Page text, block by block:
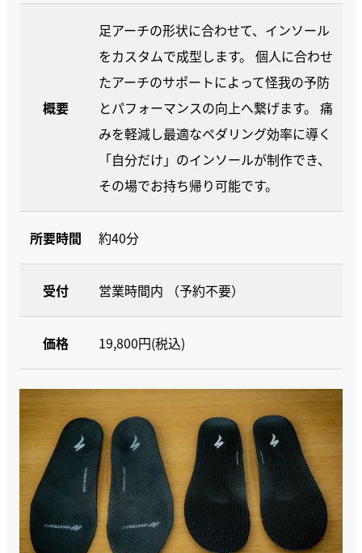
概要
足アーチの形状に合わせて、インソール
をカスタムで成型します。 個人に合わせ
たアーチのサポートによって怪我の予防
とパフォーマンスの向上へ繋げます。 痛
みを軽減し最適なペダリング効率に導く
「自分だけ」のインソールが制作でき、
その場でお持ち帰り可能です。
所要時間 約40分
受付 営業時間内 （予約不要）
価格 19,800円(税込)